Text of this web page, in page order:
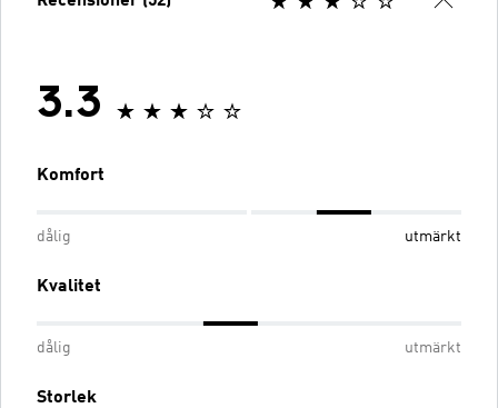
3.3
Komfort
dålig utmärkt
Kvalitet
dålig utmärkt
Storlek